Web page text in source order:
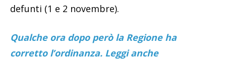
defunti (1 e 2 novembre).
Qualche ora dopo però la Regione ha
corretto l’ordinanza. Leggi anche